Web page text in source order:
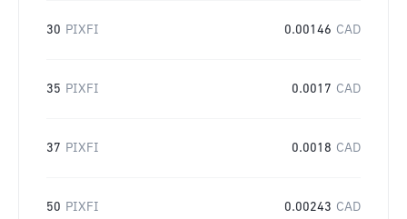
30 PIXFI 0.00146 CAD
35 PIXFI 0.0017 CAD
37 PIXFI 0.0018 CAD
50 PIXFI 0.00243 CAD